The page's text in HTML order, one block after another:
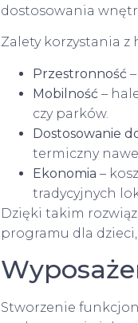
dostosowania
Zalety korzystania
Przestronność
Mobilność –
czy parków.
Dostosowanie
termiczny
Ekonomia –
tradycyjnych
Dzięki takim
programu dla
Stworzenie